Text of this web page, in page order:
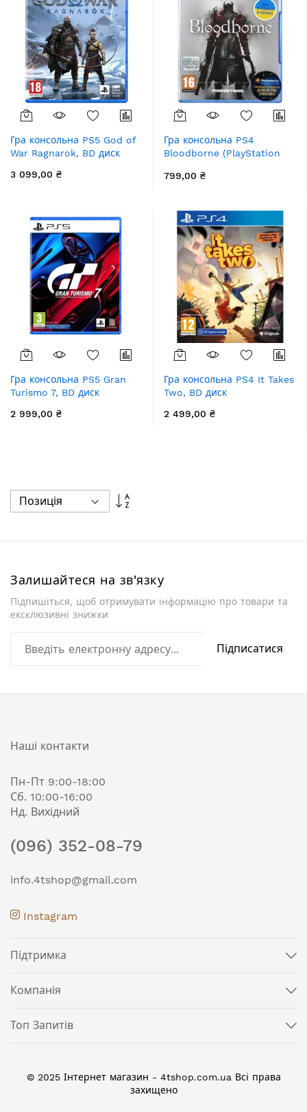
Гра консольна PS5 God of
War Ragnarok, BD диск
3 099,00 ₴
Гра консольна PS4
Bloodborne (PlayStation
799,00 ₴
Гра консольна PS5 Gran
Turismo 7, BD диск
2 999,00 ₴
Гра консольна PS4 It Takes
Two, BD диск
2 499,00 ₴
Сортувати
Залишайтеся на зв'язку
Підпишіться, щоб отримувати інформацію про товари та
ексклюзивні знижки
Підписатися
Наші контакти
Пн-Пт 9:00-18:00
Сб. 10:00-16:00
Нд. Вихідний
(096) 352-08-79
info.4tshop@gmail.com
Instagram
Підтримка
Компанія
Топ Запитів
© 2025 Інтернет магазин - 4tshop.com.ua Всі права
захищено